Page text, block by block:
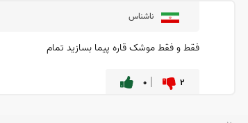
ناشناس
فقط و فقط موشک قاره پیما بسازید تمام
۲ ۰